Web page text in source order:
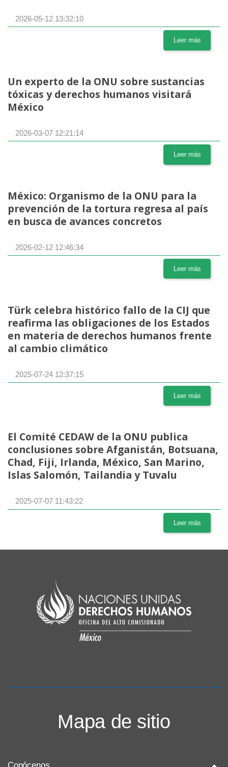
2026-05-12 13:32:10
Leer más
Un experto de la ONU sobre sustancias
tóxicas y derechos humanos visitará
México
2026-03-07 12:21:14
Leer más
México: Organismo de la ONU para la
prevención de la tortura regresa al país
en busca de avances concretos
2026-02-12 12:46:34
Leer más
Türk celebra histórico fallo de la CIJ que
reafirma las obligaciones de los Estados
en materia de derechos humanos frente
al cambio climático
2025-07-24 12:37:15
Leer más
El Comité CEDAW de la ONU publica
conclusiones sobre Afganistán, Botsuana,
Chad, Fiji, Irlanda, México, San Marino,
Islas Salomón, Tailandia y Tuvalu
2025-07-07 11:43:22
Leer más
Mapa de sitio